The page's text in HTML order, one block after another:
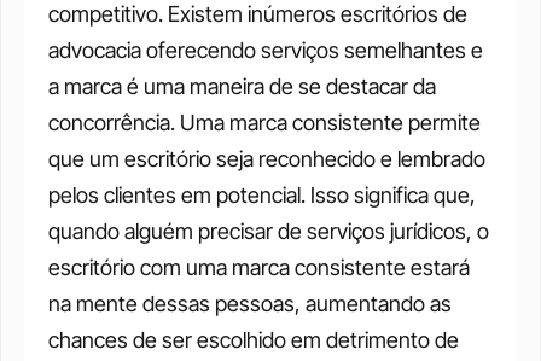
competitivo. Existem inúmeros escritórios de
advocacia oferecendo serviços semelhantes e
a marca é uma maneira de se destacar da
concorrência. Uma marca consistente permite
que um escritório seja reconhecido e lembrado
pelos clientes em potencial. Isso significa que,
quando alguém precisar de serviços jurídicos, o
escritório com uma marca consistente estará
na mente dessas pessoas, aumentando as
chances de ser escolhido em detrimento de